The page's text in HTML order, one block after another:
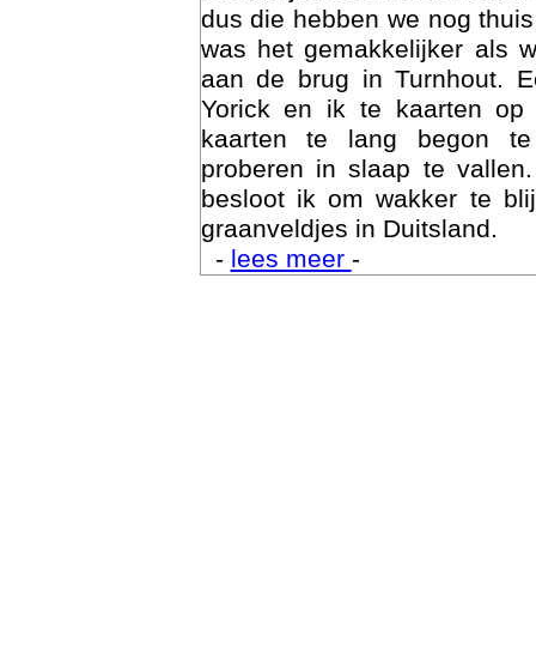
dus die hebben we nog
was het gemakkelijker als
aan de brug in Turnhout.
Yorick en ik te kaarten op
kaarten te lang begon
proberen in slaap te
besloot ik om wakker te
graanveldjes in Duitsland.
- lees meer -